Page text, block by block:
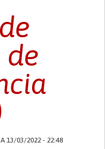
de
13/03/2022 - 22:48